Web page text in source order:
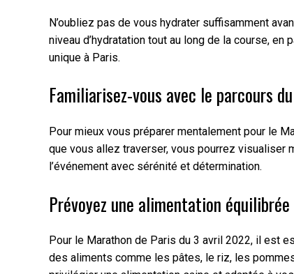
N’oubliez pas de vous hydrater suffisamment
niveau d’hydratation tout au long de la course,
unique à Paris.
Familiarisez-vous avec le parcours
Pour mieux vous préparer mentalement pour le
que vous allez traverser, vous pourrez visualiser
l’événement avec sérénité et détermination.
Prévoyez une alimentation
Pour le Marathon de Paris du 3 avril 2022, il est
des aliments comme les pâtes, le riz, les